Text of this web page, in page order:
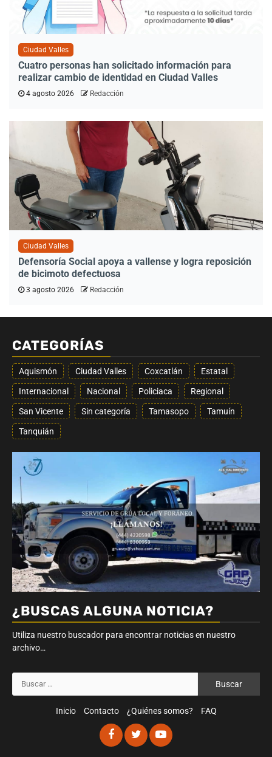
Ciudad Valles
Cuatro personas han solicitado información para
realizar cambio de identidad en Ciudad Valles
4 agosto 2026 Redacción
Ciudad Valles
Defensoría Social apoya a vallense y logra reposición
de bicimoto defectuosa
3 agosto 2026 Redacción
CATEGORÍAS
Aquismón Ciudad Valles Coxcatlán Estatal
Internacional Nacional Policiaca Regional
San Vicente Sin categoría Tamasopo Tamuín
Tanquián
¿BUSCAS ALGUNA NOTICIA?
Utiliza nuestro buscador para encontrar noticias en nuestro
archivo…
Inicio Contacto ¿Quiénes somos? FAQ
Facebook
TwitterYoutube